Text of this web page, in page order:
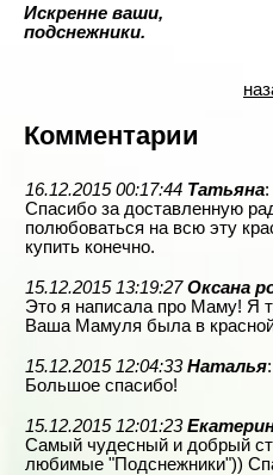
Искренне ваши,
подснежники.
Комментарии
16.12.2015 00:17:44 Татьяна:
Спасибо за доставленную
полюбоваться на всю эту
купить конечно.
15.12.2015 13:19:27 Оксана
Это я написала про Маму! Я
Ваша Мамуля была в
15.12.2015 12:04:33 Наталья:
Большое спасибо!
15.12.2015 12:01:23
Самый чудесный и добрый
любимые "Подснежники"))